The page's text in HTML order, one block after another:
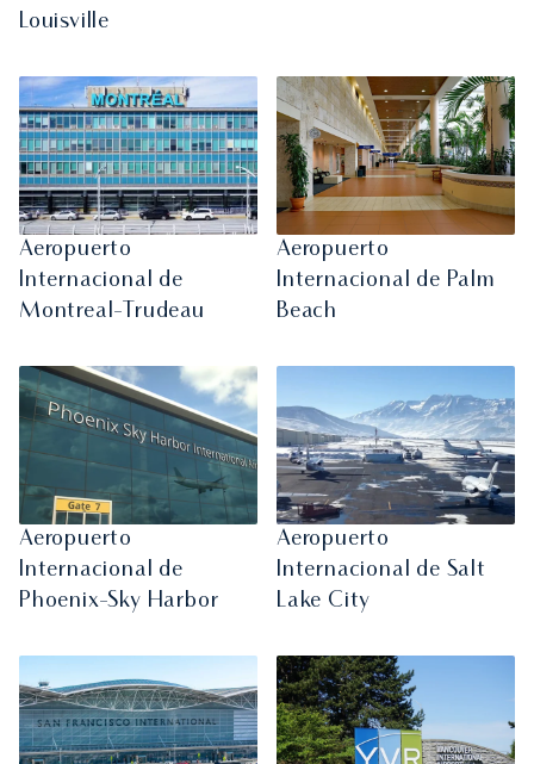
Louisville
Aeropuerto
Internacional de
Montreal-Trudeau
Aeropuerto
Internacional de Palm
Beach
Aeropuerto
Internacional de
Phoenix-Sky Harbor
Aeropuerto
Internacional de Salt
Lake City